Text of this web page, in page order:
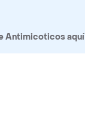
Antimicoticos aquí